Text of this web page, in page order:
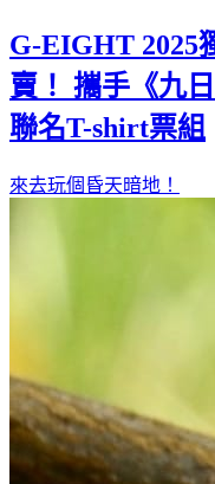
G-EIGHT 2025
賣！ 攜手《九
聯名T-shirt票組
來去玩個昏天暗地！